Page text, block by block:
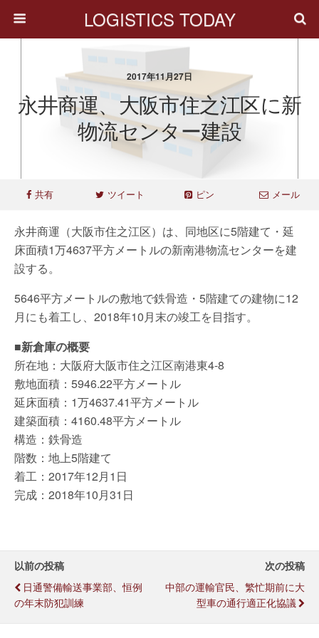
LOGISTICS TODAY
2017年11月27日
永井商運、大阪市住之江区に新
物流センター建設
共有 ツイート ピン メール
永井商運（大阪市住之江区）は、同地区に5階建て・延
床面積1万4637平方メートルの新南港物流センターを建
設する。
5646平方メートルの敷地で鉄骨造・5階建ての建物に12
月にも着工し、2018年10月末の竣工を目指す。
■新倉庫の概要
所在地：大阪府大阪市住之江区南港東4-8
敷地面積：5946.22平方メートル
延床面積：1万4637.41平方メートル
建築面積：4160.48平方メートル
構造：鉄骨造
階数：地上5階建て
着工：2017年12月1日
完成：2018年10月31日
以前の投稿
日通警備輸送事業部、恒例
の年末防犯訓練
次の投稿
中部の運輸官民、繁忙期前に大
型車の通行適正化協議